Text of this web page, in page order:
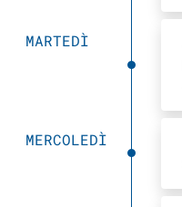
MARTEDÌ
MERCOLEDÌ